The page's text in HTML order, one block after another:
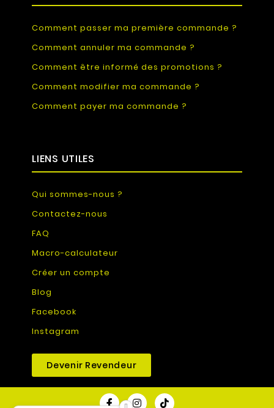
Comment passer ma première commande ?
Comment annuler ma commande ?
Comment être informé des promotions ?
Comment modifier ma commande ?
Comment payer ma commande ?
LIENS UTILES
Qui sommes-nous ?
Contactez-nous
FAQ
Macro-calculateur
Créer un compte
Blog
Facebook
Instagram
Devenir Revendeur